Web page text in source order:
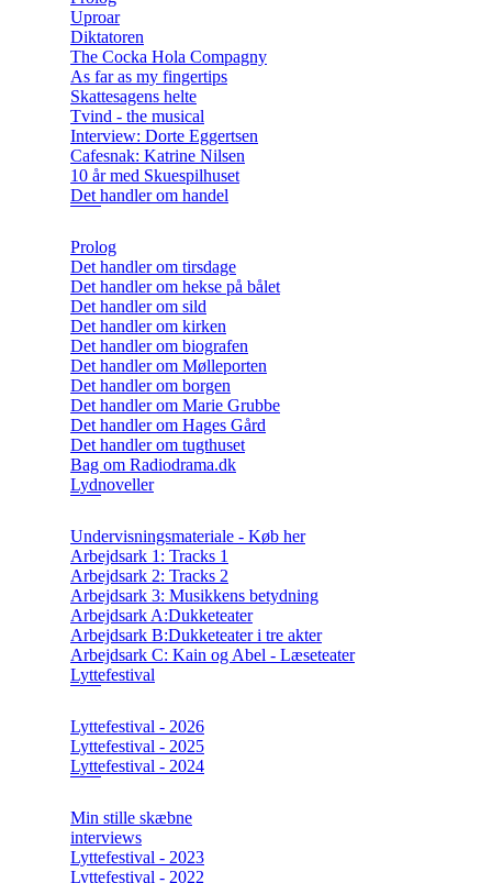
Uproar
Diktatoren
The Cocka Hola Compagny
As far as my fingertips
Skattesagens helte
Tvind - the musical
Interview: Dorte Eggertsen
Cafesnak: Katrine Nilsen
10 år med Skuespilhuset
Det handler om handel
Prolog
Det handler om tirsdage
Det handler om hekse på bålet
Det handler om sild
Det handler om kirken
Det handler om biografen
Det handler om Mølleporten
Det handler om borgen
Det handler om Marie Grubbe
Det handler om Hages Gård
Det handler om tugthuset
Bag om Radiodrama.dk
Lydnoveller
Undervisningsmateriale - Køb her
Arbejdsark 1: Tracks 1
Arbejdsark 2: Tracks 2
Arbejdsark 3: Musikkens betydning
Arbejdsark A:Dukketeater
Arbejdsark B:Dukketeater i tre akter
Arbejdsark C: Kain og Abel - Læseteater
Lyttefestival
Lyttefestival - 2026
Lyttefestival - 2025
Lyttefestival - 2024
Min stille skæbne
interviews
Lyttefestival - 2023
Lyttefestival - 2022